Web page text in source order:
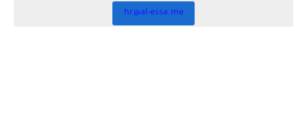
hr@al-essa.me